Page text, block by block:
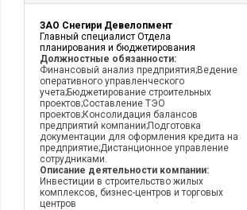
ЗАО Снегири Девелопмент
Главный специалист Отдела
планирования и бюджетирования
Должностные обязанности:
Финансовый анализ предприятия;Ведение
оперативного управленческого
учета;Бюджетирование строительных
проектов;Составление ТЭО
проектов;Консолидация балансов
предприятий компании;Подготовка
документации для оформления кредита на
предприятие;Дистанционное управление
сотрудниками.
Описание деятельности компании:
Инвестиции в строительство жилых
комплексов, бизнес-центров и торговых
центров